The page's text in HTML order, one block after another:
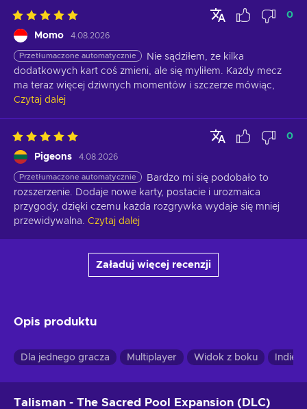
Momo 4.08.2026
0
Przetłumaczone automatycznie
Nie sądziłem, że kilka
dodatkowych kart coś zmieni, ale się myliłem. Każdy mecz
ma teraz więcej dziwnych momentów i szczerze mówiąc,
Czytaj dalej
Pigeons 4.08.2026
0
Przetłumaczone automatycznie
Bardzo mi się podobało to
rozszerzenie. Dodaje nowe karty, postacie i urozmaica
przygody, dzięki czemu każda rozgrywka wydaje się mniej
przewidywalna.
Czytaj dalej
Załaduj więcej recenzji
Opis produktu
Dla jednego gracza Multiplayer Widok z boku Indie
Talisman - The Sacred Pool Expansion (DLC)